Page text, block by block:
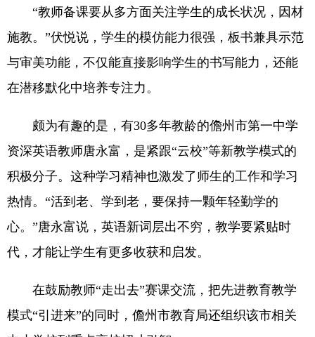
“教师备课要从多方面关注学生的成长状况，因材
施教。”伏悦说，学生的模仿能力很强，板书兼具示范
与审美功能，不仅能直接影响学生的书写能力，还能
在潜移默化中培养专注力。
颇为有趣的是，有30多年教龄的儋州市第一中学
资深英语教师唐永富，是紧跟“云校”等新教学模式的
积极分子。这种学习精神也激发了师生的工作和学习
热情。“活到老、学到老，要保持一颗年轻勤学的
心。”唐永富说，英语新词层出不穷，教学要紧贴时
代，才能让学生有更多收获和启发。
在鼓励教师“走出去”赛课交流，把先进教育教学
模式“引进来”的同时，儋州市教育局还组织该市相关